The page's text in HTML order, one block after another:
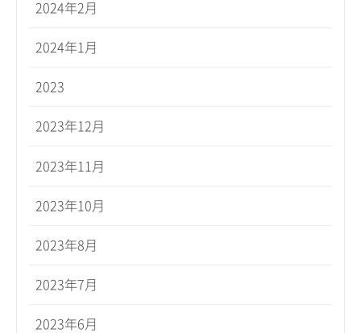
2024年2月
2024年1月
2023
2023年12月
2023年11月
2023年10月
2023年8月
2023年7月
2023年6月